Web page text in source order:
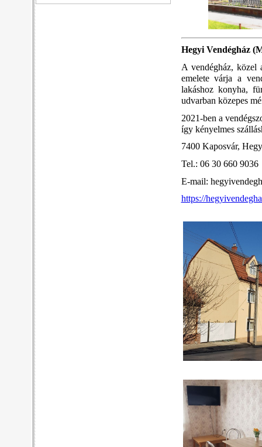
Hegyi Vendégház
A vendégház, közel
emelete várja a
lakáshoz konyha,
udvarban közepes
2021-ben a
így kényelmes
7400 Kaposvár,
Tel.: 06 30 660 9036
E-mail:
https://